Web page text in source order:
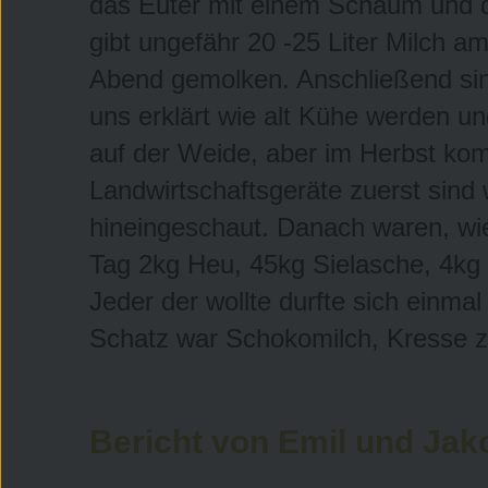
gibt ungefähr 20 -25 Liter Milch
Abend gemolken. Anschließend
uns erklärt wie alt Kühe werden
auf der Weide, aber im Herbst
Landwirtschaftsgeräte zuerst
hineingeschaut. Danach waren,
Tag 2kg Heu, 45kg Sielasche,
Jeder der wollte durfte sich
Schatz war Schokomilch, Kresse